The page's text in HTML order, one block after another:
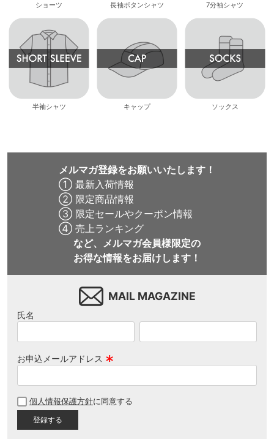
ショーツ 長袖ボタンシャツ 7分袖シャツ
半袖シャツ キャップ ソックス
メルマガ登録をお願いいたします！
① 最新入荷情報
② 限定商品情報
③ 限定セールやクーポン情報
④ 売上ランキング
など、メルマガ会員様限定の
お得な情報をお届けします！
MAIL MAGAZINE
氏名
お申込メールアドレス
須
個人情報保護方針に同意する